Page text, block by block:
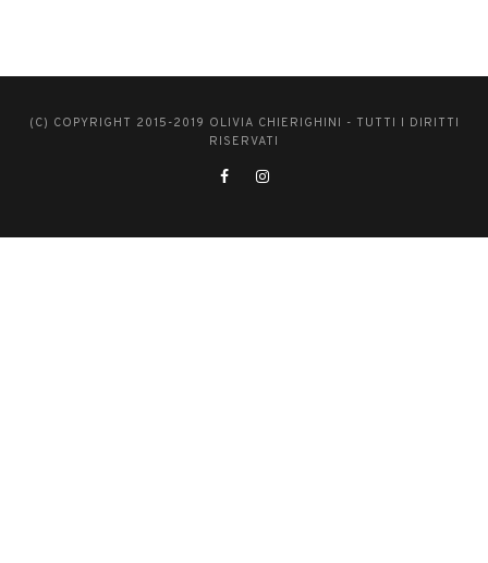
(C) COPYRIGHT 2015-2019 OLIVIA CHIERIGHINI - TUTTI I DIRITTI
RISERVATI